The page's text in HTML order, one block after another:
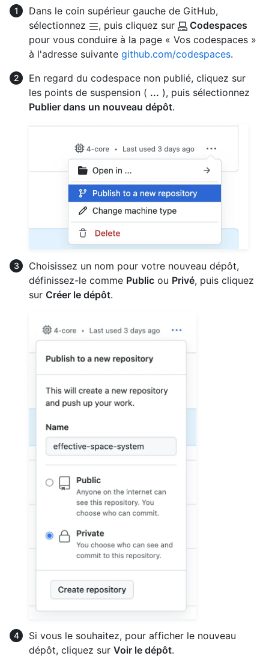
Dans le coin supérieur gauche de GitHub,
sélectionnez
, puis cliquez sur
Codespaces
pour vous conduire à la page « Vos codespaces »
à l'adresse suivante github.com/codespaces.
En regard du codespace non publié, cliquez sur
les points de suspension ( ... ), puis sélectionnez
Publier dans un nouveau dépôt.
Choisissez un nom pour votre nouveau dépôt,
définissez-le comme Public ou Privé, puis cliquez
sur Créer le dépôt.
Si vous le souhaitez, pour afficher le nouveau
dépôt, cliquez sur Voir le dépôt.